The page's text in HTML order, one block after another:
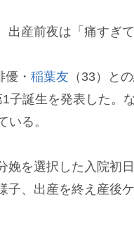
産前夜は「痛すぎて
・ 稲葉友 （33）と
子誕生を発表した。
いる。
を選択した入院初
子、出産を終え産後